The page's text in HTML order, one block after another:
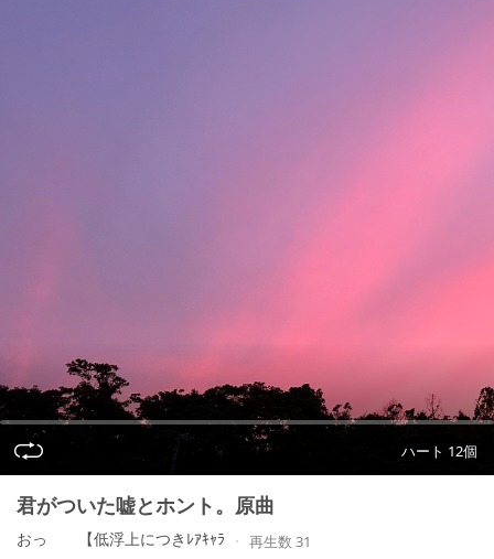
ハート 12個
君がついた嘘とホント。原曲
おっ  ︎︎【低浮上につきﾚｱｷｬﾗ 再生数 31